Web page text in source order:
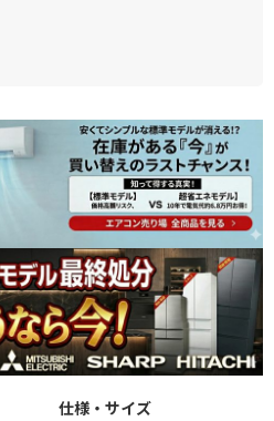
仕様・サイズ